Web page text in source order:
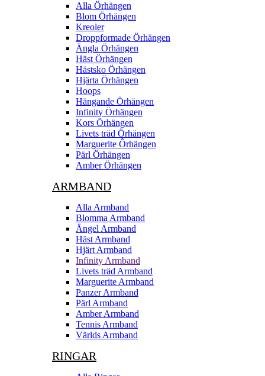
Alla Örhängen
Blom Örhängen
Kreoler
Droppformade Örhängen
Ängla Örhängen
Häst Örhängen
Hästsko Örhängen
Hjärta Örhängen
Hoops
Hängande Örhängen
Infinity Örhängen
Kors Örhängen
Livets träd Örhängen
Marguerite Ôrhängen
Pärl Örhängen
Amber Örhängen
ARMBAND
Alla Armband
Blomma Armband
Ängel Armband
Häst Armband
Hjärt Armband
Infinity Armband
Livets träd Armband
Marguerite Armband
Panzer Armband
Pärl Armband
Amber Armband
Tennis Armband
Världs Armband
RINGAR